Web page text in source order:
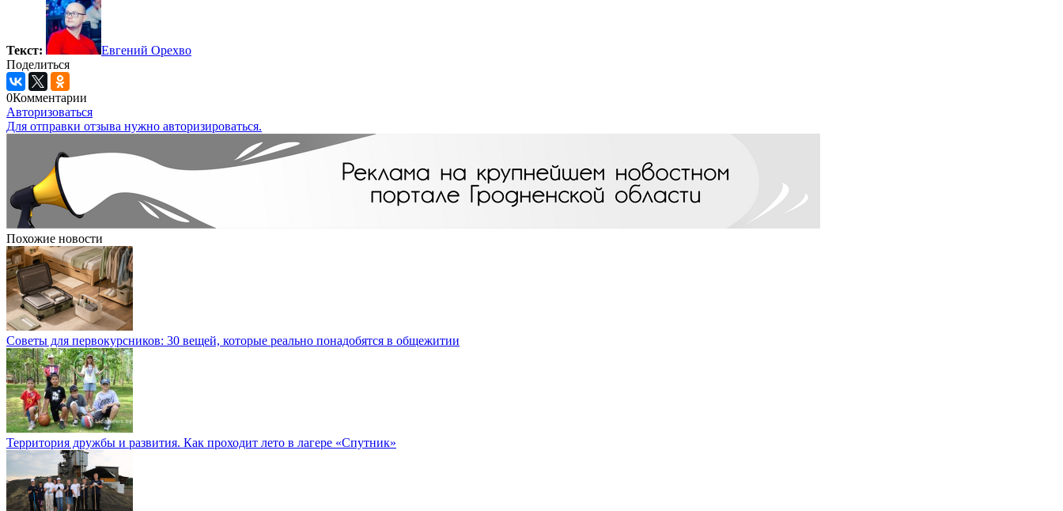
Текст:
Евгений Орехво
Поделиться
0Комментарии
Авторизоваться
Для отправки отзыва нужно авторизироваться.
Похожие новости
Советы для первокурсников: 30 вещей, которые реально понадобятся в общежитии
Территория дружбы и развития. Как проходит лето в лагере «Спутник»